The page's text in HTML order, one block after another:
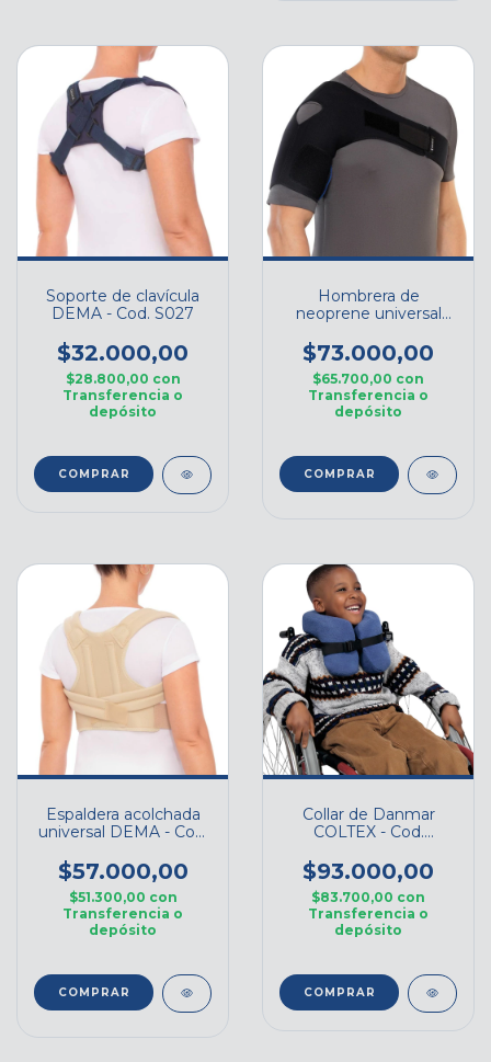
Soporte de clavícula
DEMA - Cod. S027
$32.000,00
$28.800,00 con
Transferencia o
depósito
COMPRAR
Hombrera de
neoprene universal
$73.000,00
$65.700,00 con
Transferencia o
depósito
Espaldera acolchada
universal DEMA - Cod.
$57.000,00
$51.300,00 con
Transferencia o
depósito
Collar de Danmar
COLTEX - Cod.
$93.000,00
$83.700,00 con
Transferencia o
depósito
COMPRAR